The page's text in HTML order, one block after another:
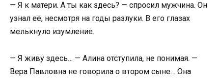
— Я к матери. А ты как здесь? — спросил мужчина. Он
узнал её, несмотря на годы разлуки. В его глазах
мелькнуло изумление.
— Я живу здесь… — Алина отступила, не понимая. —
Вера Павловна не говорила о втором сыне… Она